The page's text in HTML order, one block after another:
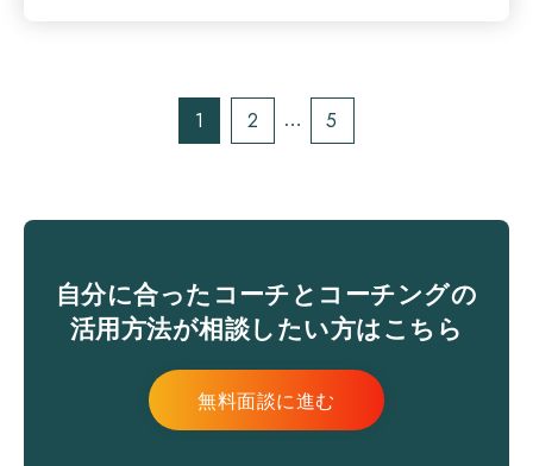
1 2 … 5
自分に合ったコーチとコーチングの
活用方法が相談したい方はこちら
無料面談に進む